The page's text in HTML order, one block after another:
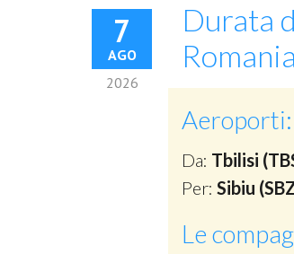
7
AGO
2026
Durata
Romania
Aeroporti:
Da: Tbilisi
Per: Sibiu
Le